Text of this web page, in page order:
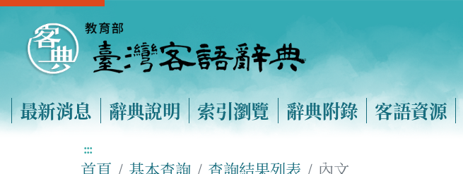
最新消息 辭典說明 索引瀏覽 辭典附錄 客語資源
:::
首頁 基本查詢 查詢結果列表 內文